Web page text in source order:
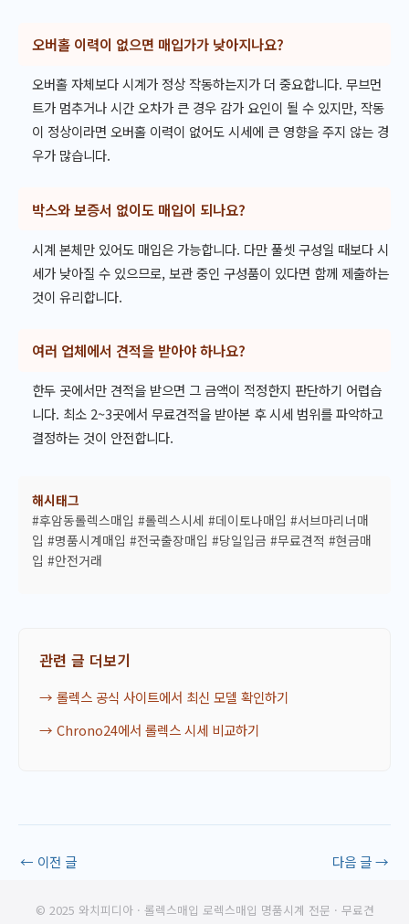
오버홀 이력이 없으면 매입가가 낮아지나요?
오버홀 자체보다 시계가 정상 작동하는지가 더 중요합니다. 무브먼
트가 멈추거나 시간 오차가 큰 경우 감가 요인이 될 수 있지만, 작동
이 정상이라면 오버홀 이력이 없어도 시세에 큰 영향을 주지 않는 경
우가 많습니다.
박스와 보증서 없이도 매입이 되나요?
시계 본체만 있어도 매입은 가능합니다. 다만 풀셋 구성일 때보다 시
세가 낮아질 수 있으므로, 보관 중인 구성품이 있다면 함께 제출하는
것이 유리합니다.
여러 업체에서 견적을 받아야 하나요?
한두 곳에서만 견적을 받으면 그 금액이 적정한지 판단하기 어렵습
니다. 최소 2~3곳에서 무료견적을 받아본 후 시세 범위를 파악하고
결정하는 것이 안전합니다.
해시태그
#후암동롤렉스매입 #롤렉스시세 #데이토나매입 #서브마리너매
입 #명품시계매입 #전국출장매입 #당일입금 #무료견적 #현금매
입 #안전거래
관련 글 더보기
→ 롤렉스 공식 사이트에서 최신 모델 확인하기
→ Chrono24에서 롤렉스 시세 비교하기
← 이전 글 다음 글→
© 2025 와치피디아 · 롤렉스매입 로렉스매입 명품시계 전문 · 무료견